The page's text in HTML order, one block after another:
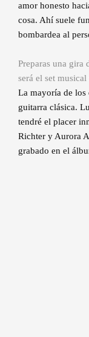
amor honesto
cosa. Ahí suele
bombardea al
Preparas una gira
será el set musical
La mayoría de
guitarra clásica.
tendré el placer
Richter y Aurora
grabado en el